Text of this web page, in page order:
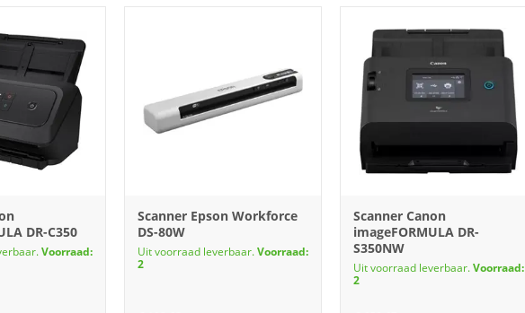
DR-C350
Voorraad:
Scanner Epson Workforce
DS-80W
Uit voorraad leverbaar.Voorraad:
2
Scanner Canon
imageFORMULA DR-
S350NW
Uit voorraad leverbaar.Voorraad:
2